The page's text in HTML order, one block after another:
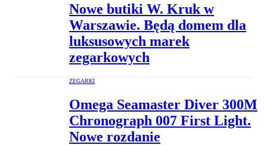
Nowe butiki W. Kruk w
Warszawie. Będą domem dla
luksusowych marek
zegarkowych
ZEGARKI
Omega Seamaster Diver 300M
Chronograph 007 First Light.
Nowe rozdanie